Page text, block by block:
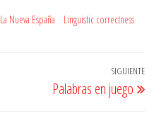
La Nueva España
Linguistic correctness
SIGUIENTE
Palabras en juego